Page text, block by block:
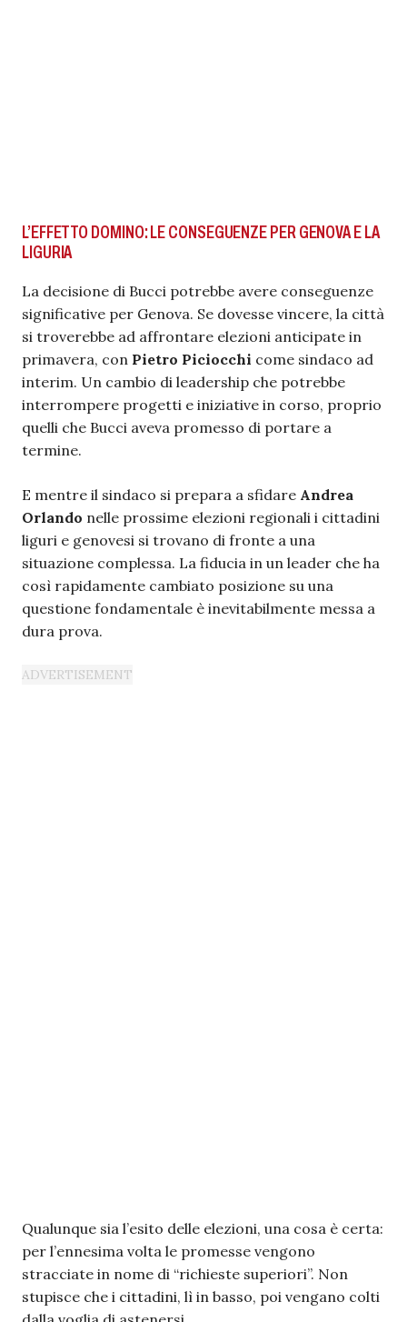
L’EFFETTO DOMINO: LE CONSEGUENZE PER GENOVA E LA
LIGURIA
La decisione di Bucci potrebbe avere conseguenze
significative per Genova. Se dovesse vincere, la città
si troverebbe ad affrontare elezioni anticipate in
primavera, con Pietro Piciocchi come sindaco ad
interim. Un cambio di leadership che potrebbe
interrompere progetti e iniziative in corso, proprio
quelli che Bucci aveva promesso di portare a
termine.
E mentre il sindaco si prepara a sfidare Andrea
Orlando nelle prossime elezioni regionali i cittadini
liguri e genovesi si trovano di fronte a una
situazione complessa. La fiducia in un leader che ha
così rapidamente cambiato posizione su una
questione fondamentale è inevitabilmente messa a
dura prova.
Qualunque sia l’esito delle elezioni, una cosa è certa:
per l’ennesima volta le promesse vengono
stracciate in nome di “richieste superiori”. Non
stupisce che i cittadini, lì in basso, poi vengano colti